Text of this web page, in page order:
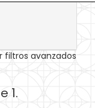
filtros avanzados
1.